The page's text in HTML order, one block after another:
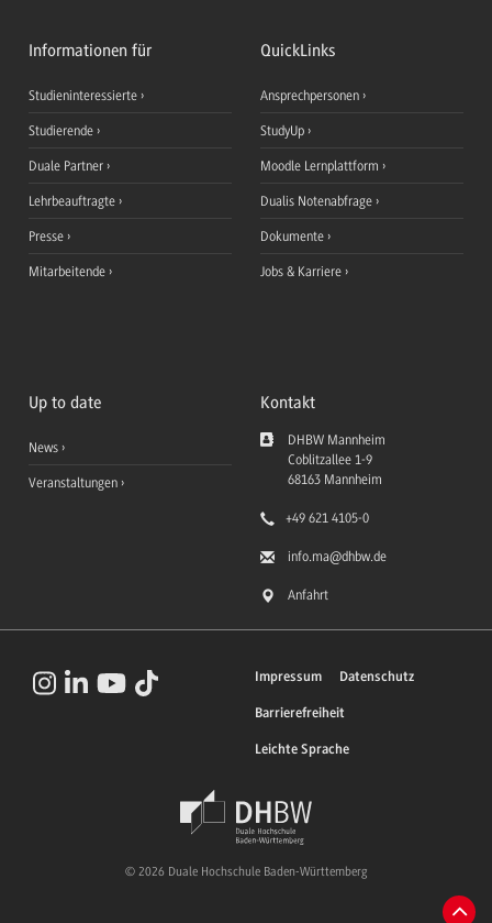
Informationen für
Studieninteressierte
Studierende
Duale Partner
Lehrbeauftragte
Presse
Mitarbeitende
QuickLinks
Ansprechpersonen
StudyUp
Moodle Lernplattform
Dualis Notenabfrage
Dokumente
Jobs & Karriere
Up to date
News
Veranstaltungen
Kontakt
DHBW Mannheim
Coblitzallee 1-9
68163 Mannheim
+49 621 4105-0
info.ma@dhbw.de
Anfahrt
Impressum Datenschutz
Barrierefreiheit
Leichte Sprache
© 2026 Duale Hochschule Baden-Württemberg